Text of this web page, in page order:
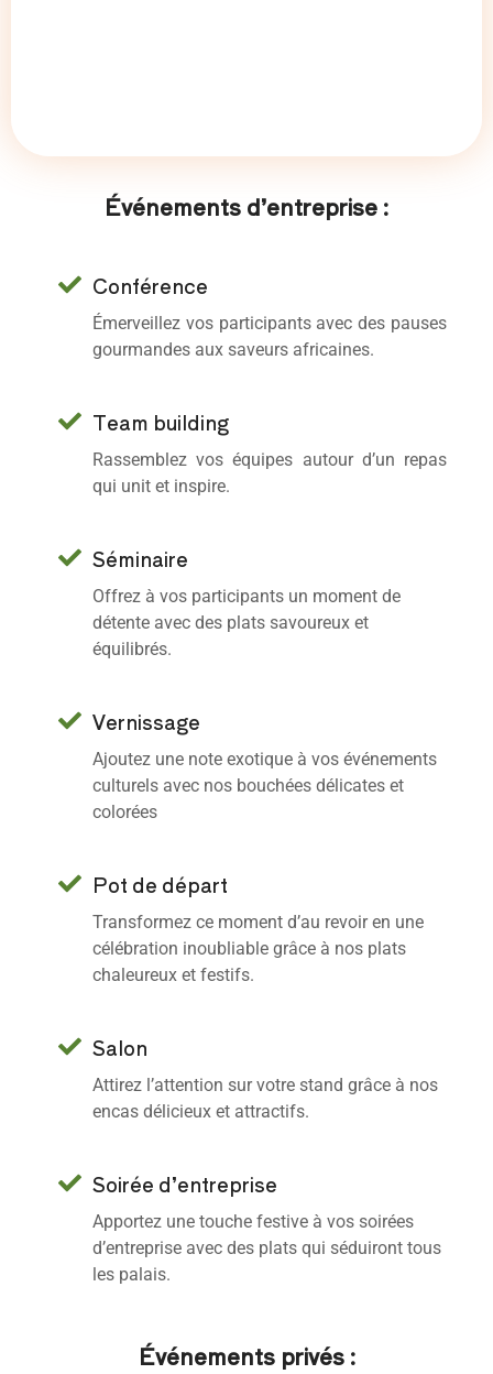
Événements d’entreprise :
Conférence
Émerveillez vos participants avec des pauses
gourmandes aux saveurs africaines.
Team building
Rassemblez vos équipes autour d’un repas
qui unit et inspire.
Séminaire
Offrez à vos participants un moment de
détente avec des plats savoureux et
équilibrés.
Vernissage
Ajoutez une note exotique à vos événements
culturels avec nos bouchées délicates et
colorées
Pot de départ
Transformez ce moment d’au revoir en une
célébration inoubliable grâce à nos plats
chaleureux et festifs.
Salon
Attirez l’attention sur votre stand grâce à nos
encas délicieux et attractifs.
Soirée d’entreprise
Apportez une touche festive à vos soirées
d’entreprise avec des plats qui séduiront tous
les palais.
Événements privés :